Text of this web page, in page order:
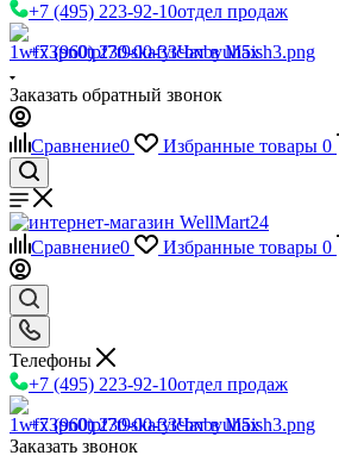
+7 (495) 223-92-10отдел продаж
+7 (960) 230-00-33Чат в Max
Заказать обратный звонок
Сравнение0 Избранные товары 0
Сравнение0 Избранные товары 0
Телефоны
+7 (495) 223-92-10отдел продаж
+7 (960) 230-00-33Чат в Max
Заказать звонок